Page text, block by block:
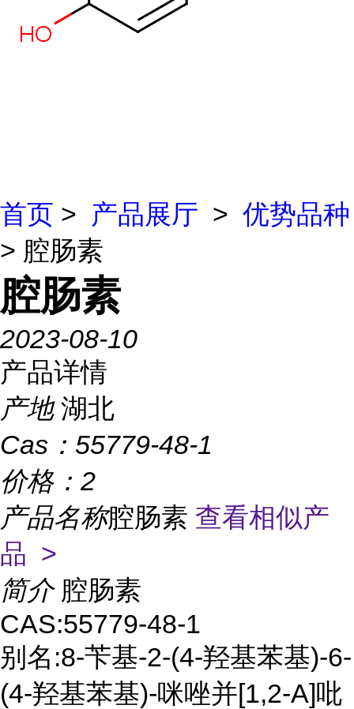
首页 > 产品展厅 > 优势品种
> 腔肠素
腔肠素
2023-08-10
产品详情
产地 湖北
Cas： 55779-48-1
价格： 2
产品名称腔肠素 查看相似产
品 >
简介 腔肠素
CAS:55779-48-1
别名:8-苄基-2-(4-羟基苯基)-6-
(4-羟基苯基)-咪唑并[1,2-A]吡